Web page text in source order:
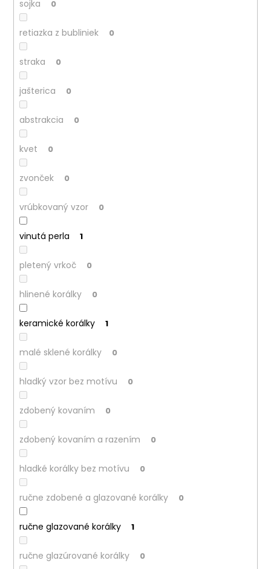
sojka 0
retiazka z bubliniek 0
straka 0
jašterica 0
abstrakcia 0
kvet 0
zvonček 0
vrúbkovaný vzor 0
vinutá perla 1
pletený vrkoč 0
hlinené korálky 0
keramické korálky 1
malé sklené korálky 0
hladký vzor bez motívu 0
zdobený kovaním 0
zdobený kovaním a razením 0
hladké korálky bez motívu 0
ručne zdobené a glazované korálky 0
ručne glazované korálky 1
ručne glazúrované korálky 0